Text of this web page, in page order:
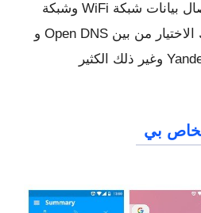
بدون جذر ويعمل مع اتصال بيانات شبكة WiFi وشبكة
الهاتف المحمول. يمكنك الاختيار من بين Open DNS و
Google DNS و Yandex DNS وغير ذلك الكثير
بي